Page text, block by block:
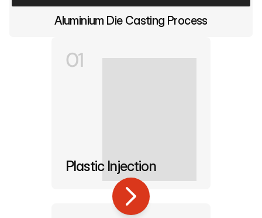
Aluminium Die Casting Process
01
Plastic Injection